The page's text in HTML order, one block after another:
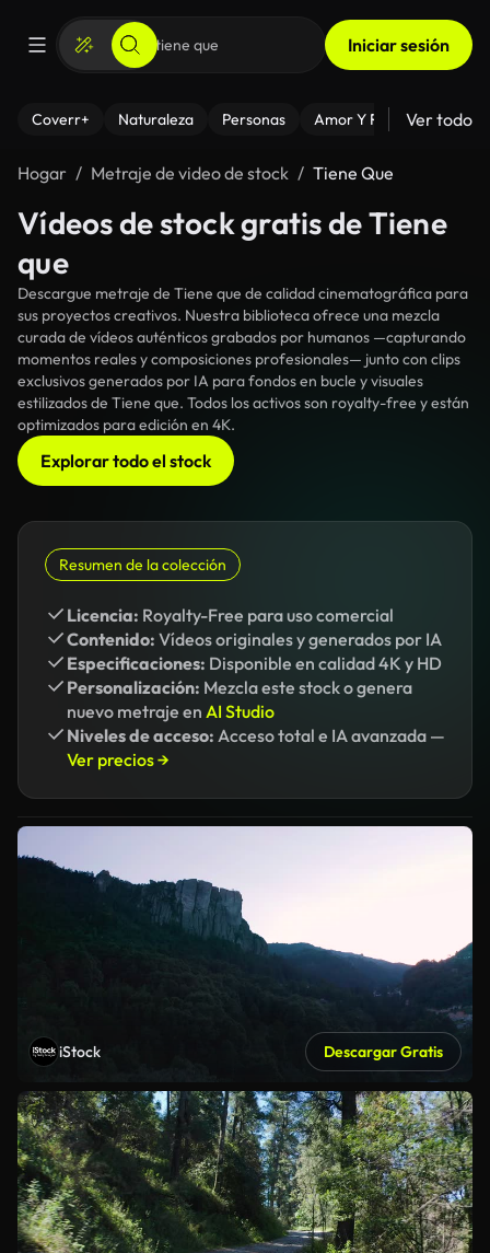
Iniciar sesión
Coverr+ Naturaleza Personas Amor Y Relaciones
Ver todo
Hogar Metraje de video de stock Tiene Que
Vídeos de stock gratis de Tiene
que
Descargue metraje de Tiene que de calidad cinematográfica para
sus proyectos creativos. Nuestra biblioteca ofrece una mezcla
curada de vídeos auténticos grabados por humanos —capturando
momentos reales y composiciones profesionales— junto con clips
exclusivos generados por IA para fondos en bucle y visuales
estilizados de Tiene que. Todos los activos son royalty-free y están
optimizados para edición en 4K.
Explorar todo el stock
Resumen de la colección
Licencia: Royalty-Free para uso comercial
Contenido: Vídeos originales y generados por IA
Especificaciones: Disponible en calidad 4K y HD
Personalización: Mezcla este stock o genera
nuevo metraje en AI Studio
Niveles de acceso: Acceso total e IA avanzada —
Ver precios →
iStock Descargar Gratis